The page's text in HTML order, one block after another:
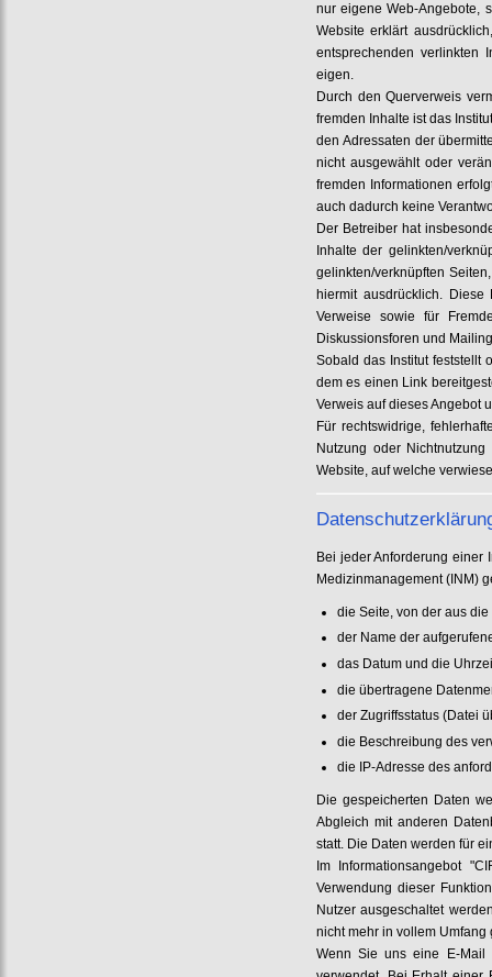
nur eigene Web-Angebote,
Website erklärt
entsprechenden verlinkten
eigen.
Durch den Querverweis
fremden Inhalte ist das
den Adressaten der
nicht ausgewählt oder
fremden Informationen
auch dadurch keine
Der Betreiber hat
Inhalte der gelinkten/
gelinkten/verknüpften
hiermit ausdrücklich.
Verweise sowie für
Diskussionsforen und
Sobald das Institut feststellt
dem es einen Link
Verweis auf dieses Angebot
Für rechtswidrige,
Nutzung oder
Website, auf welche
Bei jeder Anforderung einer
Medizinmanagement (INM)
die Seite, von der aus
der Name der
das Datum und die
die übertragene
der Zugriffsstatus (Datei
die Beschreibung des
die IP-Adresse des
Die gespeicherten Daten
Abgleich mit anderen
statt. Die Daten werden für
Im Informationsangebot
Verwendung dieser
Nutzer ausgeschaltet
nicht mehr in vollem Umfang
Wenn Sie uns eine E-Mail